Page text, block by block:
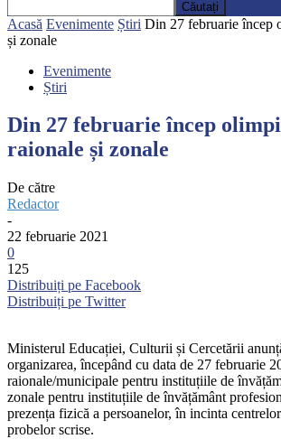
Acasă Evenimente Știri Din 27 februarie încep
și zonale
Evenimente
Știri
Din 27 februarie încep
raionale și zonale
De către
Redactor
-
22 februarie 2021
0
125
Distribuiți pe Facebook
Distribuiți pe Twitter
Ministerul Educației, Culturii și Cercetării
organizarea, începând cu data de 27 februarie
raionale/municipale pentru instituțiile de
zonale pentru instituțiile de învățământ
prezența fizică a persoanelor, în incinta
probelor scrise.